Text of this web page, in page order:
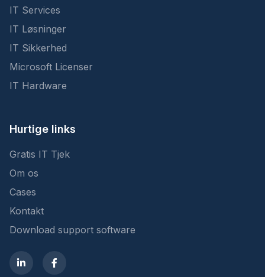
IT Services
IT Løsninger
IT Sikkerhed
Microsoft Licenser
IT Hardware
Hurtige links
Gratis IT Tjek
Om os
Cases
Kontakt
Download support software